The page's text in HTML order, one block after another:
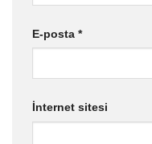
E-posta *
İnternet sitesi